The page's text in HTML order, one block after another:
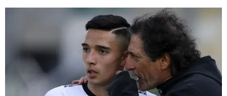
CHAMPIONS LEAGUE
EUROPA LEAGUE
SERIE A
DARIO OSORIO
ELIMINATORIAS CONMEBOL